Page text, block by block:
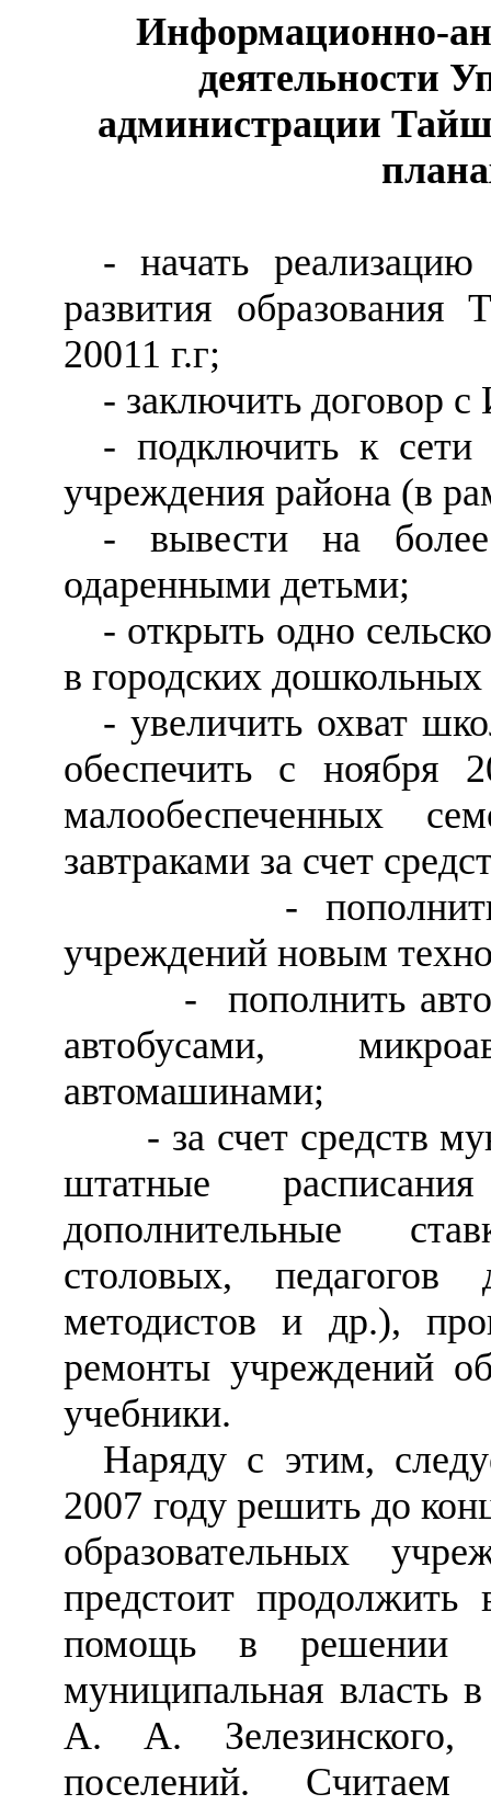
Информационно-
деятельности
администрации
- начать
развития
20011 г.г;
- заключить договор
- подключить к сети
учреждения района (в
- вывести на
одаренными детьми;
- открыть одно
в городских
- увеличить охват
обеспечить с ноября
малообеспеченных
завтраками за счет
- пополнить
учреждений новым
- пополнить
автобусами,
автомашинами;
- за счет средств
штатные
дополнительные
столовых, педагогов
методистов и др.),
ремонты учреждений
учебники.
Наряду с этим,
2007 году решить до
образовательных
предстоит
помощь в решении
муниципальная власть
А. А. Зелезинского,
поселений. Считаем